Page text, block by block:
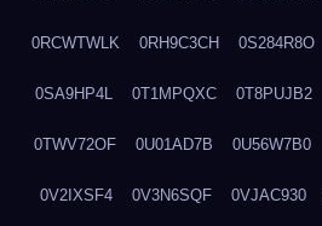
0RCWTWLK 0RH9C3CH 0S284R8O
0SA9HP4L 0T1MPQXC 0T8PUJB2
0TWV72OF 0U01AD7B 0U56W7B0
0V2IXSF4 0V3N6SQF 0VJAC930